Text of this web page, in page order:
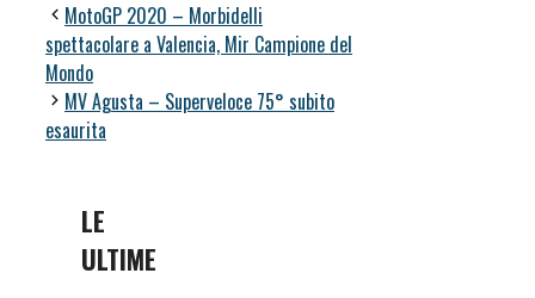
MotoGP 2020 – Morbidelli
spettacolare a Valencia, Mir Campione del
Mondo
MV Agusta – Superveloce 75° subito
esaurita
LE
ULTIME